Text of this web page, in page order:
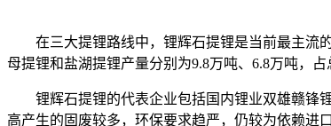
在三大提锂路线中，锂辉石提锂是当前最主流
母提锂和盐湖提锂产量分别为9.8万吨、6.8万吨，占
锂辉石提锂的代表企业包括国内锂业双雄赣锋
高产生的固废较多，环保要求趋严，仍较为依赖进